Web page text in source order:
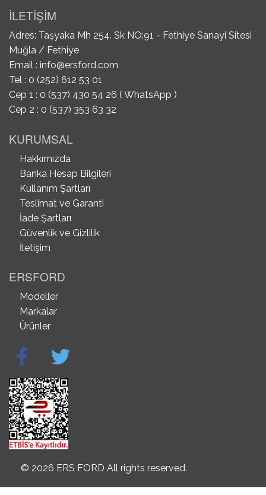
İLETİŞİM
Adres: Taşyaka Mh 254. Sk NO:91 - Fethiye Sanayi Sitesi
Muğla / Fethiye
Email : info@ersford.com
Tel : 0 (252) 612 53 01
Cep 1 : 0 (537) 430 54 26 ( WhatsApp )
Cep 2 : 0 (537) 353 63 32
KURUMSAL
Hakkımızda
Banka Hesap Bilgileri
Kullanım Şartları
Teslimat ve Garanti
İade Şartları
Güvenlik ve Gizlilik
İletişim
ERSFORD
Modeller
Markalar
Ürünler
© 2026 ERS FORD All rights reserved.